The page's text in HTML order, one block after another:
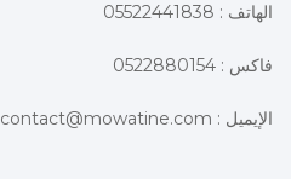
الهاتف : 05522441838
فاكس : 0522880154
الإيميل : contact@mowatine.com